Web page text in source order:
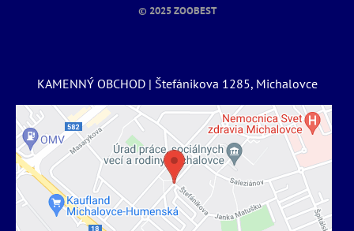
© 2025ZOOBEST
KAMENNÝ OBCHOD | Štefánikova 1285, Michalovce